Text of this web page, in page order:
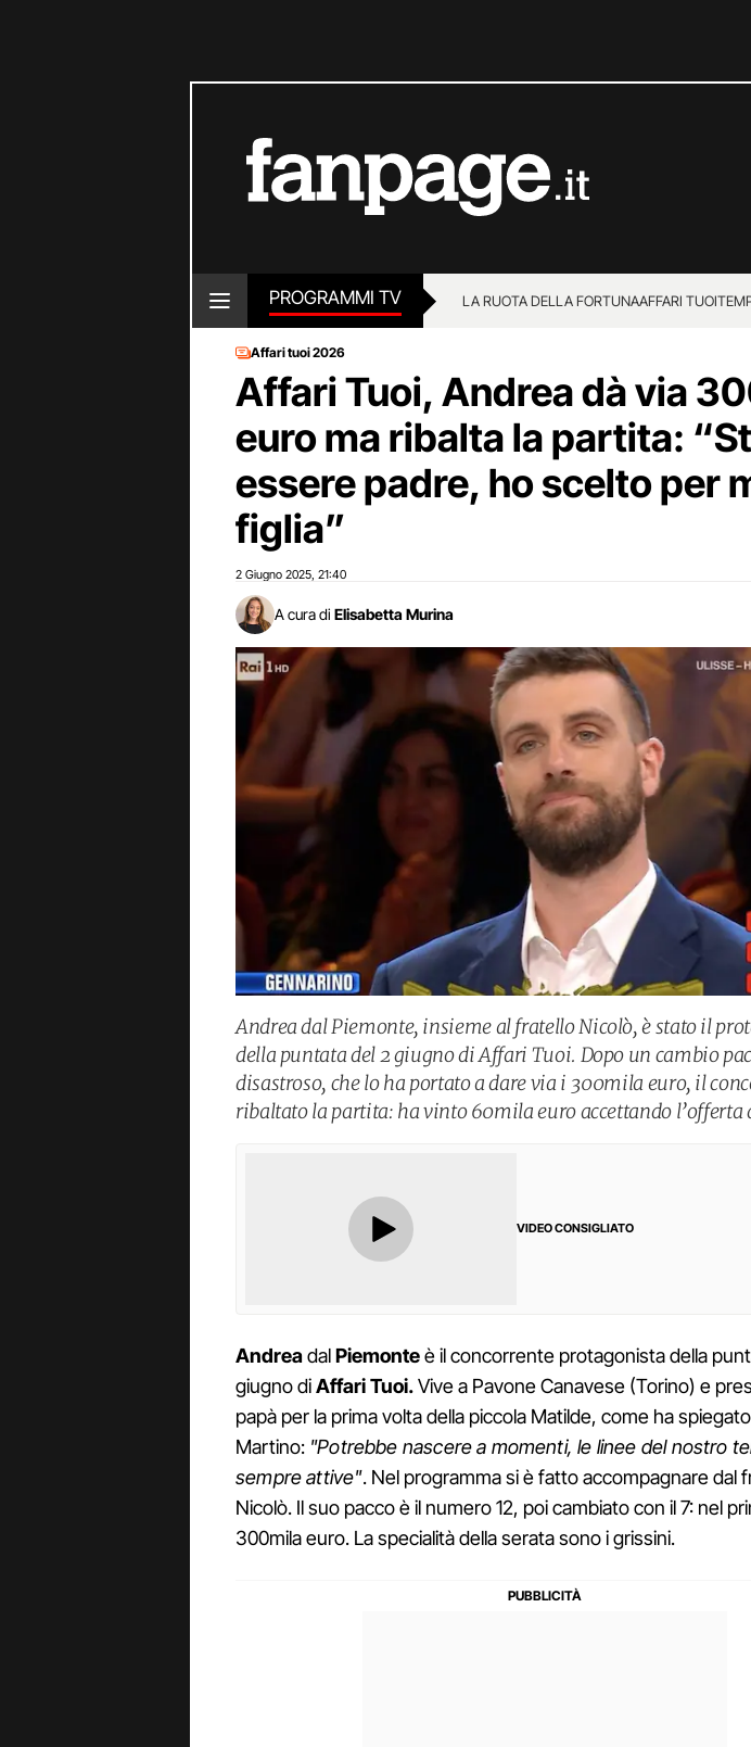
PROGRAMMI TV LA RUOTA DELLA FORTUNAAFFARI TUOI
Affari tuoi 2026
Affari Tuoi, Andrea dà via
euro ma ribalta la partita:
essere padre, ho scelto per
figlia”
2 Giugno 2025 21:40
A cura di Elisabetta Murina
Andrea dal Piemonte, insieme al fratello Nicolò, è stato il
della puntata del 2 giugno di Affari Tuoi. Dopo un cambio
disastroso, che lo ha portato a dare via i 300mila euro, il
ribaltato la partita: ha vinto 60mila euro accettando l’offerta
VIDEO CONSIGLIATO
AndreadalPiemonteè il concorrente protagonista della
giugno diAffari Tuoi.Vive a Pavone Canavese (Torino) e
papà per la prima volta della piccola Matilde, come ha
Martino: "Potrebbe nascere a momenti, le linee del nostro
sempre attive". Nel programma si è fatto accompagnare dal
Nicolò. Il suo pacco è il numero 12, poi cambiato con il 7: nel
300mila euro. La specialità della serata sono i grissini.